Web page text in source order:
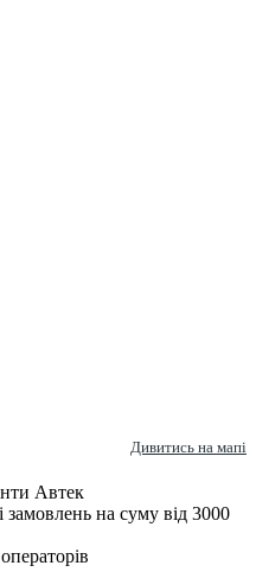
Дивитись на мапі
Автек
замовлень на суму від 3000